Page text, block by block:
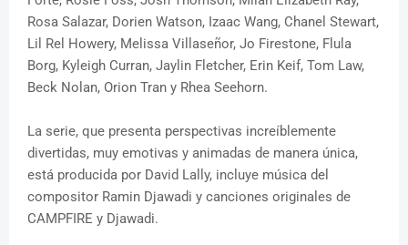
Rosa Salazar, Dorien Watson, Izaac Wang, Chanel Stewart,
Lil Rel Howery, Melissa Villaseñor, Jo Firestone, Flula
Borg, Kyleigh Curran, Jaylin Fletcher, Erin Keif, Tom Law,
Beck Nolan, Orion Tran y Rhea Seehorn.
La serie, que presenta perspectivas increíblemente
divertidas, muy emotivas y animadas de manera única,
está producida por David Lally, incluye música del
compositor Ramin Djawadi y canciones originales de
CAMPFIRE y Djawadi.